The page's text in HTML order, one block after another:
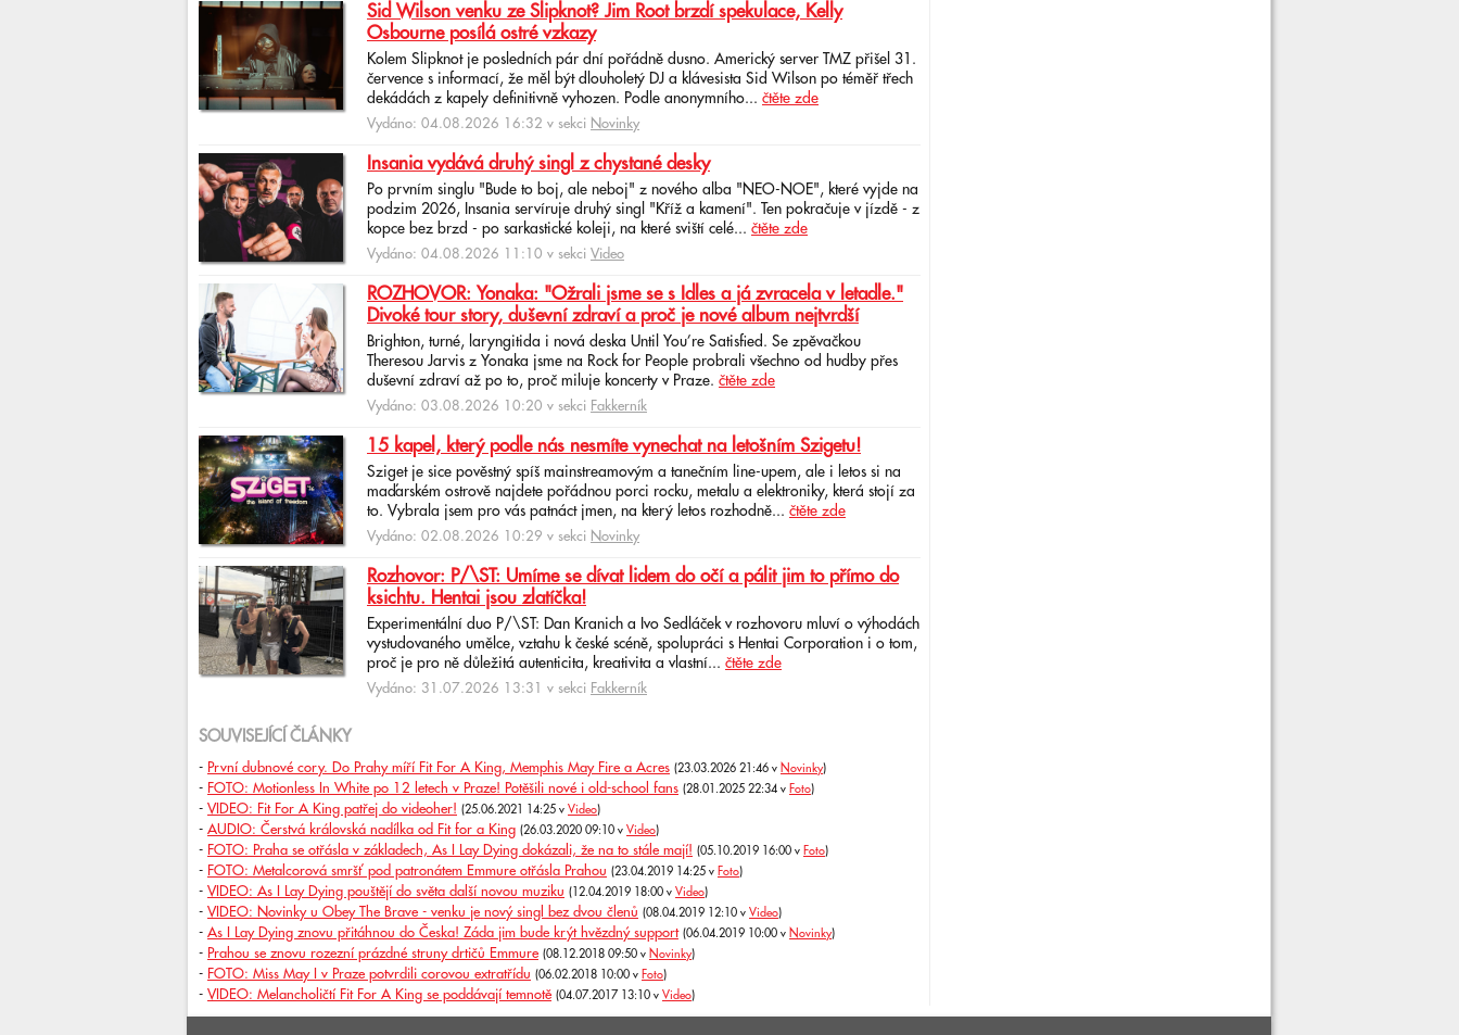
Sid Wilson venku ze Slipknot? Jim Root brzdí spekulace, Kelly
Osbourne posílá ostré vzkazy
Kolem Slipknot je posledních pár dní pořádně dusno. Americký server TMZ přišel 31.
července s informací, že měl být dlouholetý DJ a klávesista Sid Wilson po téměř třech
dekádách z kapely definitivně vyhozen. Podle anonymního... čtěte zde
Vydáno: 04.08.2026 16:32 v sekci Novinky
Insania vydává druhý singl z chystané desky
Po prvním singlu "Bude to boj, ale neboj" z nového alba "NEO-NOE", které vyjde na
podzim 2026, Insania servíruje druhý singl "Kříž a kamení". Ten pokračuje v jízdě - z
kopce bez brzd - po sarkastické koleji, na které sviští celé... čtěte zde
Vydáno: 04.08.2026 11:10 v sekci Video
ROZHOVOR: Yonaka: "Ožrali jsme se s Idles a já zvracela v letadle."
Divoké tour story, duševní zdraví a proč je nové album nejtvrdší
Brighton, turné, laryngitida i nová deska Until You’re Satisfied. Se zpěvačkou
Theresou Jarvis z Yonaka jsme na Rock for People probrali všechno od hudby přes
duševní zdraví až po to, proč miluje koncerty v Praze. čtěte zde
Vydáno: 03.08.2026 10:20 v sekci Fakkerník
15 kapel, který podle nás nesmíte vynechat na letošním Szigetu!
Sziget je sice pověstný spíš mainstreamovým a tanečním line-upem, ale i letos si na
maďarském ostrově najdete pořádnou porci rocku, metalu a elektroniky, která stojí za
to. Vybrala jsem pro vás patnáct jmen, na který letos rozhodně... čtěte zde
Vydáno: 02.08.2026 10:29 v sekci Novinky
Rozhovor: P/\ST: Umíme se dívat lidem do očí a pálit jim to přímo do
ksichtu. Hentai jsou zlatíčka!
Experimentální duo P/\ST: Dan Kranich a Ivo Sedláček v rozhovoru mluví o výhodách
vystudovaného umělce, vztahu k české scéně, spolupráci s Hentai Corporation i o tom,
proč je pro ně důležitá autenticita, kreativita a vlastní... čtěte zde
Vydáno: 31.07.2026 13:31 v sekci Fakkerník
SOUVISEJÍCÍ ČLÁNKY
- První dubnové cory. Do Prahy míří Fit For A King, Memphis May Fire a Acres (23.03.2026 21:46 v Novinky)
- FOTO: Motionless In White po 12 letech v Praze! Potěšili nové i old-school fans (28.01.2025 22:34 v Foto)
- VIDEO: Fit For A King patřej do videoher! (25.06.2021 14:25 v Video)
- AUDIO: Čerstvá královská nadílka od Fit for a King (26.03.2020 09:10 v Video)
- FOTO: Praha se otřásla v základech, As I Lay Dying dokázali, že na to stále mají! (05.10.2019 16:00 v Foto)
- FOTO: Metalcorová smršť pod patronátem Emmure otřásla Prahou (23.04.2019 14:25 v Foto)
- VIDEO: As I Lay Dying pouštějí do světa další novou muziku (12.04.2019 18:00 v Video)
- VIDEO: Novinky u Obey The Brave - venku je nový singl bez dvou členů (08.04.2019 12:10 v Video)
- As I Lay Dying znovu přitáhnou do Česka! Záda jim bude krýt hvězdný support (06.04.2019 10:00 v Novinky)
- Prahou se znovu rozezní prázdné struny drtičů Emmure (08.12.2018 09:50 v Novinky)
- FOTO: Miss May I v Praze potvrdili corovou extratřídu (06.02.2018 10:00 v Foto)
- VIDEO: Melancholičtí Fit For A King se poddávají temnotě (04.07.2017 13:10 v Video)